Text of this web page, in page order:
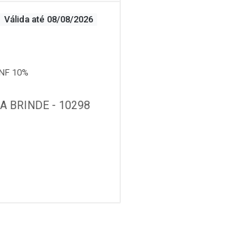
Válida até 08/08/2026
10%
BRINDE - 10298